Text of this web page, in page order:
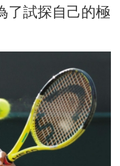
了試探自己的極